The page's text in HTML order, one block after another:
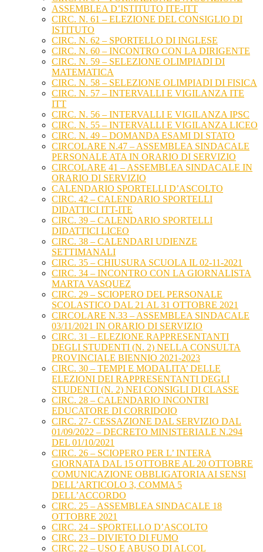
ASSEMBLEA D’ISTITUTO ITE-ITT
CIRC. N. 61 – ELEZIONE DEL CONSIGLIO DI
ISTITUTO
CIRC. N. 62 – SPORTELLO DI INGLESE
CIRC. N. 60 – INCONTRO CON LA DIRIGENTE
CIRC. N. 59 – SELEZIONE OLIMPIADI DI
MATEMATICA
CIRC. N. 58 – SELEZIONE OLIMPIADI DI FISICA
CIRC. N. 57 – INTERVALLI E VIGILANZA ITE
ITT
CIRC. N. 56 – INTERVALLI E VIGILANZA IPSC
CIRC. N. 55 – INTERVALLI E VIGILANZA LICEO
CIRC. N. 49 – DOMANDA ESAMI DI STATO
CIRCOLARE N.47 – ASSEMBLEA SINDACALE
PERSONALE ATA IN ORARIO DI SERVIZIO
CIRCOLARE 41 – ASSEMBLEA SINDACALE IN
ORARIO DI SERVIZIO
CALENDARIO SPORTELLI D’ASCOLTO
CIRC. 42 – CALENDARIO SPORTELLI
DIDATTICI ITT-ITE
CIRC. 39 – CALENDARIO SPORTELLI
DIDATTICI LICEO
CIRC. 38 – CALENDARI UDIENZE
SETTIMANALI
CIRC. 35 – CHIUSURA SCUOLA IL 02-11-2021
CIRC. 34 – INCONTRO CON LA GIORNALISTA
MARTA VASQUEZ
CIRC. 29 – SCIOPERO DEL PERSONALE
SCOLASTICO DAL 21 AL 31 OTTOBRE 2021
CIRCOLARE N.33 – ASSEMBLEA SINDACALE
03/11/2021 IN ORARIO DI SERVIZIO
CIRC. 31 – ELEZIONE RAPPRESENTANTI
DEGLI STUDENTI (N. 2) NELLA CONSULTA
PROVINCIALE BIENNIO 2021-2023
CIRC. 30 – TEMPI E MODALITA’ DELLE
ELEZIONI DEI RAPPRESENTANTI DEGLI
STUDENTI (N. 2) NEI CONSIGLI DI CLASSE
CIRC. 28 – CALENDARIO INCONTRI
EDUCATORE DI CORRIDOIO
CIRC. 27- CESSAZIONE DAL SERVIZIO DAL
01/09/2022 – DECRETO MINISTERIALE N.294
DEL 01/10/2021
CIRC. 26 – SCIOPERO PER L’ INTERA
GIORNATA DAL 15 OTTOBRE AL 20 OTTOBRE
COMUNICAZIONE OBBLIGATORIA AI SENSI
DELL’ARTICOLO 3, COMMA 5
DELL’ACCORDO
CIRC. 25 – ASSEMBLEA SINDACALE 18
OTTOBRE 2021
CIRC. 24 – SPORTELLO D’ASCOLTO
CIRC. 23 – DIVIETO DI FUMO
CIRC. 22 – USO E ABUSO DI ALCOL